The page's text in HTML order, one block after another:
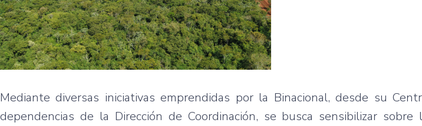
Mediante diversas iniciativas emprendidas por la Binacional, desde su
dependencias de la Dirección de Coordinación, se busca sensibilizar